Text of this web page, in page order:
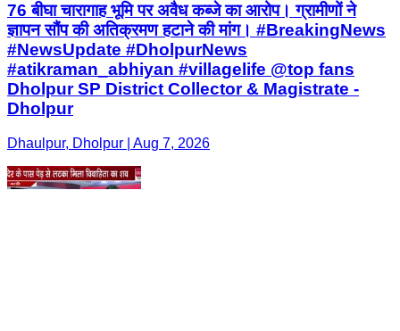
76 बीघा चारागाह भूमि पर अवैध कब्जे का आरोप। ग्रामीणों ने
ज्ञापन सौंप की अतिक्रमण हटाने की मांग। #BreakingNews
#NewsUpdate #DholpurNews
#atikraman_abhiyan #villagelife @top fans
Dholpur SP District Collector & Magistrate -
Dholpur
Dhaulpur, Dholpur | Aug 7, 2026